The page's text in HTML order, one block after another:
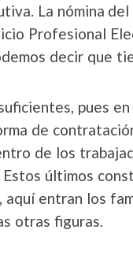
La nómina
Profesional
decir que
pues
de
de los
últimos
entran los
otras figuras.